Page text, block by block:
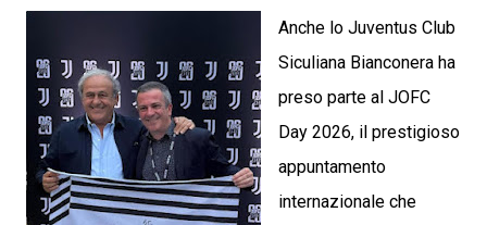
Anche lo Juventus Club
Siculiana Bianconera ha
preso parte al JOFC
Day 2026, il prestigioso
appuntamento
internazionale che